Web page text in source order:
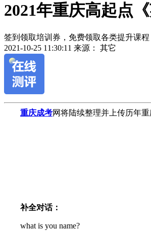
2021年重庆高起点
签到领取培训券，免费领取各类提升课程
2021-10-25 11:30:11 来源： 其它
重庆成考网将陆续整理并上传历年
补全对话：
what is you name?